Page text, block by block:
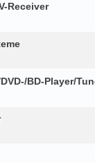
Receiver
BD-Player/